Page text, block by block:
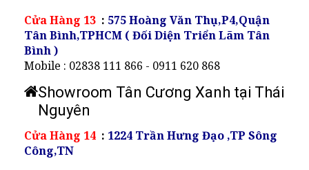
Cửa Hàng 13 : 575 Hoàng Văn Thụ,P4,Quận
Tân Bình,TPHCM ( Đối Diện Triển Lãm Tân
Bình )
Mobile : 02838 111 866 - 0911 620 868
Showroom Tân Cương Xanh tại Thái
Nguyên
Cửa Hàng 14 : 1224 Trần Hưng Đạo ,TP Sông
Công,TN